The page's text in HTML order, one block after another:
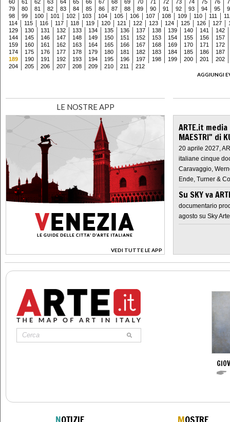
60 61 62 63 64 65 66 67 68 69 70 71 72 73 74 75 76
79
80 81 82 83 84 85 86 87 88 89 90 91 92 93 94 95
98
99 100 101 102 103 104 105 106 107 108 109 110 111
114
115 116 117 118 119 120 121 122 123 124 125 126 127
129
130 131 132 133 134 135 136 137 138 139 140 141
142
144
145 146 147 148 149 150 151 152 153 154 155 156
157
159
160 161 162 163 164 165 166 167 168 169 170 171
172
174
175 176 177 178 179 180 181 182 183 184 185 186
187
189
190 191 192 193 194 195 196 197 198 199 200 201
202
204
205 206 207 208 209 210 211
212
AGGIUNGI
LE NOSTRE APP
VEDI TUTTE LE APP
>
ARTE.it
MAESTRI" di
20 aprile 2027,
italiane cinque
Caravaggio,
Ende, Turner &
Su SKY va
documentario
agosto su Sky Arte
NOTIZIE MOSTRE